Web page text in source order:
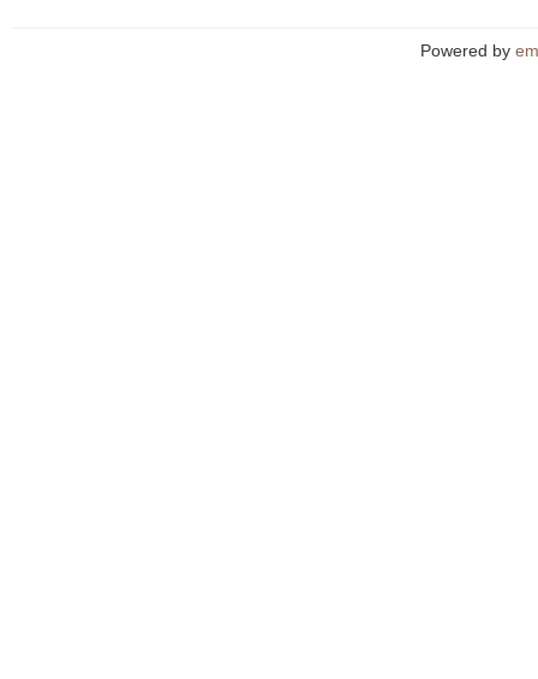
Powered by